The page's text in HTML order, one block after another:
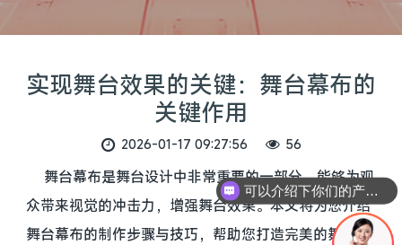
实现舞台效果的关键：舞台幕布的
关键作用
2026-01-17 09:27:56 56
舞台幕布是舞台设计中非常重要的一部分，能够为观
众带来视觉的冲击力，增强舞台效果。本文将为您介绍
舞台幕布的制作步骤与技巧，帮助您打造完美的舞台效
可以介绍下你们的产品么